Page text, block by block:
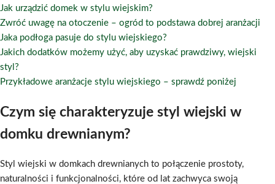
Jak urządzić domek w stylu wiejskim?
Zwróć uwagę na otoczenie – ogród to podstawa dobrej aranżacji
Jaka podłoga pasuje do stylu wiejskiego?
Jakich dodatków możemy użyć, aby uzyskać prawdziwy, wiejski
styl?
Przykładowe aranżacje stylu wiejskiego – sprawdź poniżej
Czym się charakteryzuje styl wiejski w
domku drewnianym?
Styl wiejski w domkach drewnianych to połączenie prostoty,
naturalności i funkcjonalności, które od lat zachwyca swoją